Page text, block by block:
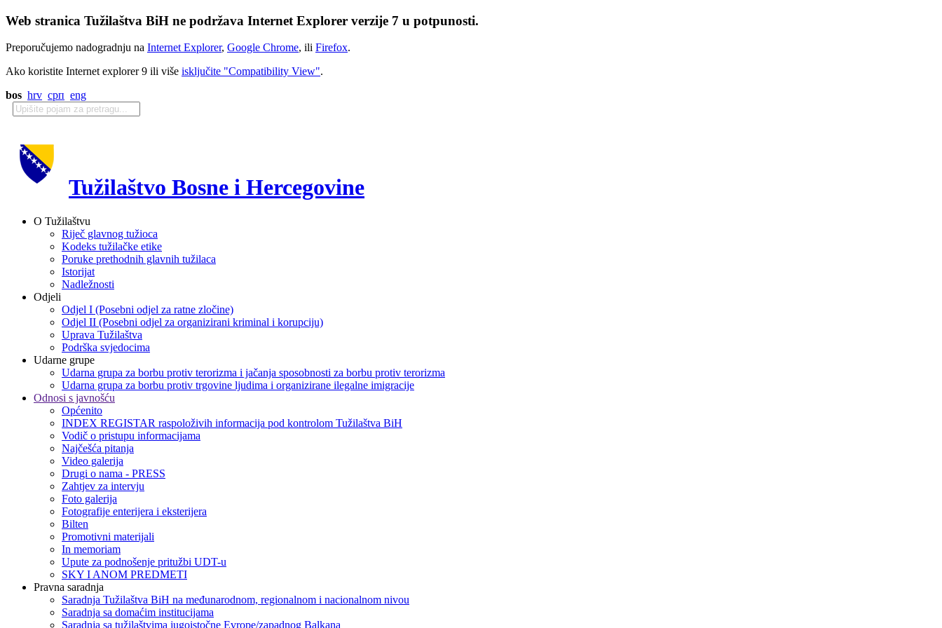
Web stranica Tužilaštva BiH ne podržava Internet Explorer verzije 7 u potpunosti.
Preporučujemo nadogradnju na Internet Explorer, Google Chrome, ili Firefox.
Ako koristite Internet explorer 9 ili više isključite "Compatibility View".
bos hrv срп eng
Tužilaštvo Bosne i Hercegovine
O Tužilaštvu
Riječ glavnog tužioca
Kodeks tužilačke etike
Poruke prethodnih glavnih tužilaca
Istorijat
Nadležnosti
Odjeli
Odjel I (Posebni odjel za ratne zločine)
Odjel II (Posebni odjel za organizirani kriminal i korupciju)
Uprava Tužilaštva
Podrška svjedocima
Udarne grupe
Udarna grupa za borbu protiv terorizma i jačanja sposobnosti za borbu protiv terorizma
Udarna grupa za borbu protiv trgovine ljudima i organizirane ilegalne imigracije
Odnosi s javnošću
Općenito
INDEX REGISTAR raspoloživih informacija pod kontrolom Tužilaštva BiH
Vodič o pristupu informacijama
Najčešća pitanja
Video galerija
Drugi o nama - PRESS
Zahtjev za intervju
Foto galerija
Fotografije enterijera i eksterijera
Bilten
Promotivni materijali
In memoriam
Upute za podnošenje pritužbi UDT-u
SKY I ANOM PREDMETI
Pravna saradnja
Saradnja Tužilaštva BiH na međunarodnom, regionalnom i nacionalnom nivou
Saradnja sa domaćim institucijama
Saradnja sa tužilaštvima jugoistočne Evrope/zapadnog Balkana